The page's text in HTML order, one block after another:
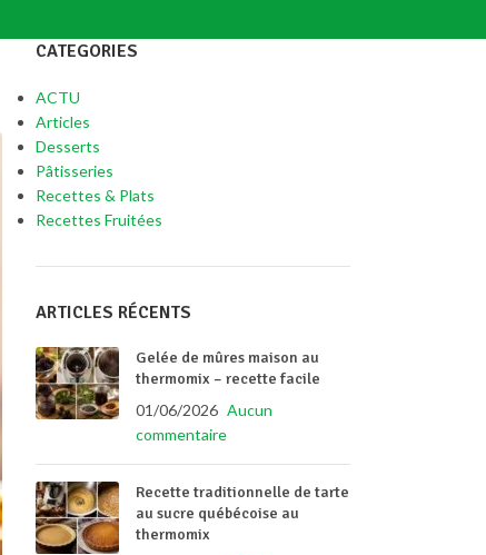
CATEGORIES
ACTU
Articles
Desserts
Pâtisseries
Recettes & Plats
Recettes Fruitées
ARTICLES RÉCENTS
Gelée de mûres maison au
thermomix – recette facile
01/06/2026 Aucun
commentaire
Recette traditionnelle de tarte
au sucre québécoise au
thermomix